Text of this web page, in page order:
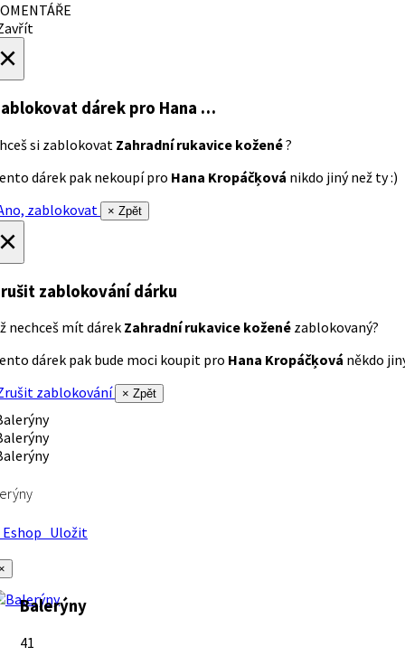
dárek pro Hana …
si zablokovat Zahradní rukavice kožené?
dárek pak nekoupí pro Hana Kropáčķová nikdo jiný než ty :)
zablokovat
× Zpět
zablokování dárku
nechceš mít dárek Zahradní rukavice kožené zablokovaný?
dárek pak bude moci koupit pro Hana Kropáčķová někdo
zablokování
× Zpět
Uložit
Balerýny
41